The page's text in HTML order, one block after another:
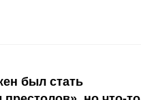
был стать